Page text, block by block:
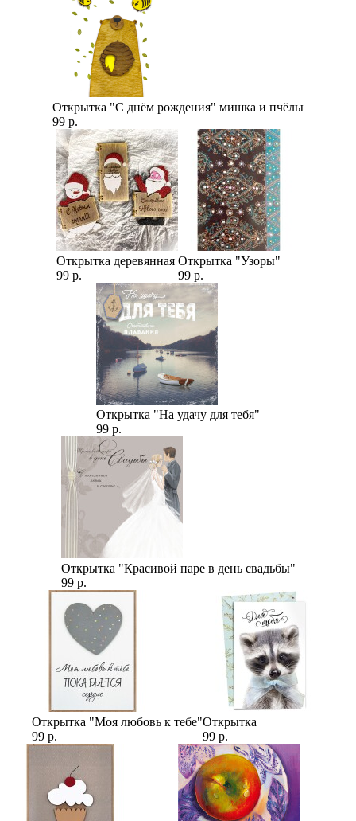
Открытка "С днём рождения" мишка и пчёлы
99 р.
Открытка деревянная
99 р.
Открытка "Узоры"
99 р.
Открытка "На удачу для тебя"
99 р.
Открытка "Красивой паре в день свадьбы"
99 р.
Открытка "Моя любовь к тебе"
99 р.
Открытка
99 р.